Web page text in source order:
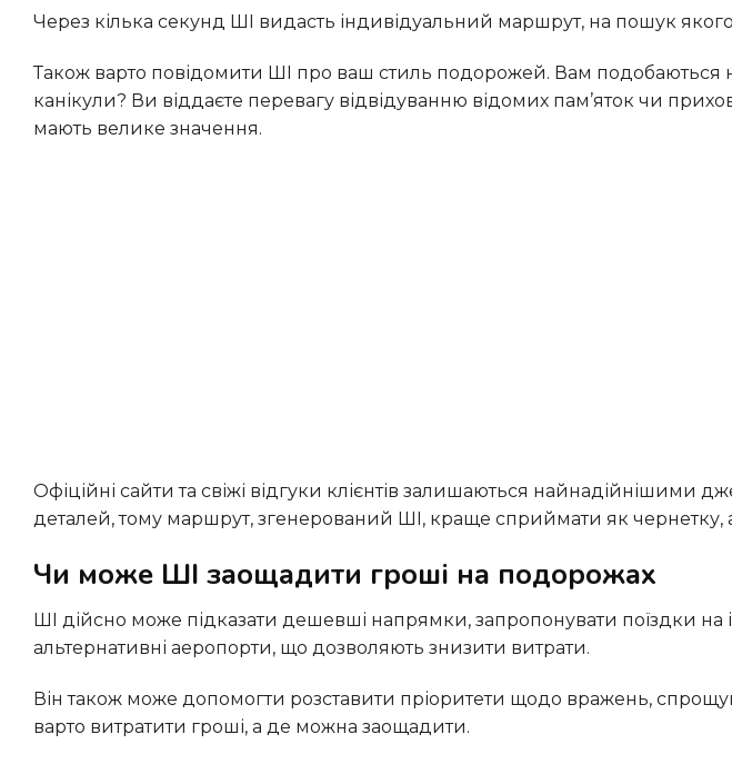
Через кілька секунд ШІ видасть індивідуальний маршрут, на пошук
Також варто повідомити ШІ про ваш стиль подорожей. Вам подобаються насичені маршрути чи більш спокійні
канікули? Ви віддаєте перевагу відвідуванню відомих пам’яток чи
мають велике значення.
Офіційні сайти та свіжі відгуки клієнтів залишаються найнадійнішими джерелами для перевірки практичних
деталей, тому маршрут, згенерований ШІ, краще сприймати як чернетку,
Чи може ШІ заощадити гроші на подорожах
ШІ дійсно може підказати дешевші напрямки, запропонувати поїздки на інші дати або порекомендувати
альтернативні аеропорти, що дозволяють знизити витрати.
Він також може допомогти розставити пріоритети щодо вражень, спрощуючи прийняття рішення про те, на що
варто витратити гроші, а де можна заощадити.